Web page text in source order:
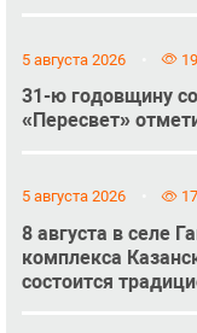
5 августа 2026
31-ю годовщину
«Пересвет»
5 августа 2026
8 августа в селе
комплекса
состоится